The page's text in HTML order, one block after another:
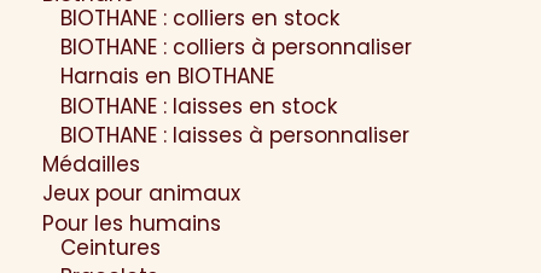
BIOTHANE : colliers en stock
BIOTHANE : colliers à personnaliser
Harnais en BIOTHANE
BIOTHANE : laisses en stock
BIOTHANE : laisses à personnaliser
Médailles
Jeux pour animaux
Pour les humains
Ceintures